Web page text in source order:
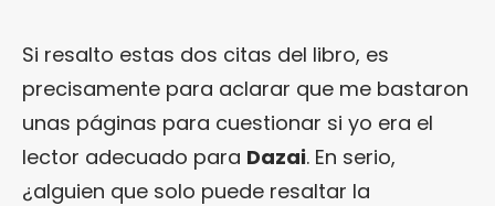
Si resalto estas dos citas del libro, es
precisamente para aclarar que me bastaron
unas páginas para cuestionar si yo era el
lector adecuado para Dazai. En serio,
¿alguien que solo puede resaltar la